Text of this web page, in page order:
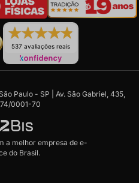
537 avaliações reais
Paulo - SP | Av. São Gabriel, 435,
0001-70
a melhor empresa de e-
do Brasil.